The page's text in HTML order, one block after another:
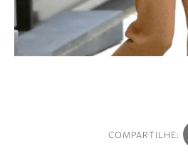
COMPARTILHE: